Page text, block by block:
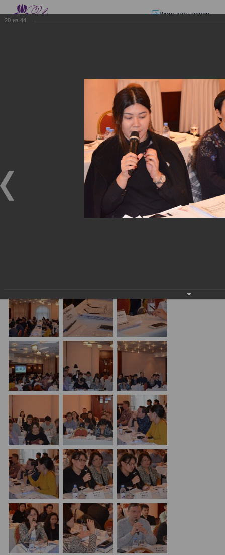
Вход для членов
ЭЛЕКТРОННЫЕ СЧЕТА-ФАКТУРЫ.
ЭЛЕКТРОННЫЕ СЧЕТА-
ФАКТУРЫ. ВИРТУАЛЬНЫЙ
ЭЛЕКТРОННЫЕ СЧЕТА-ФАКТУРЫ. ВИРТУАЛЬНЫЙ
СКЛАД.
Семинар с КГД и разработчиками
20 из 44